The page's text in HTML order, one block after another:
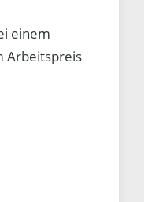
einem
Arbeitspreis